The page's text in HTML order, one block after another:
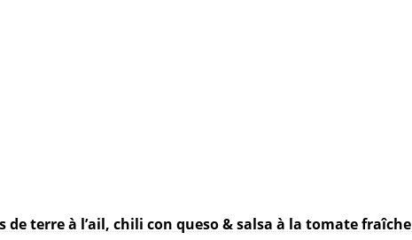
de terre à l’ail, chili con queso & salsa à la tomate fraîche